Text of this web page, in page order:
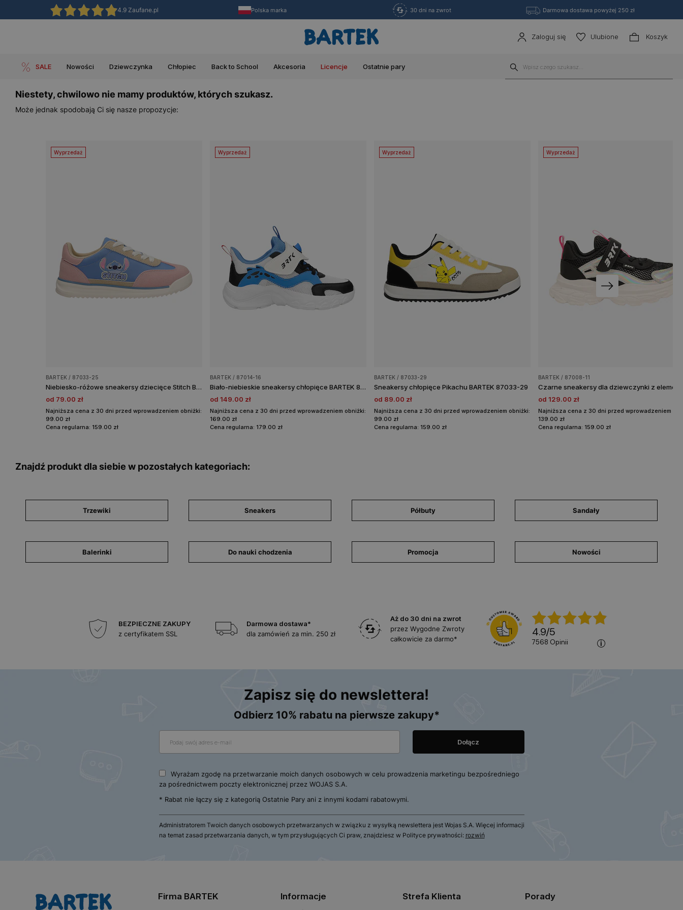
4.9 Zaufane.pl Polska marka 30 dni na zwrot Darmowa dostawa powyżej 250 zł
Zaloguj się Ulubione Koszyk
SALE Nowości Dziewczynka Chłopiec Back to School Akcesoria Licencje Ostatnie pary
Niestety, chwilowo nie mamy produktów, których szukasz.
Może jednak spodobają Ci się nasze propozycje:
Wyprzedaż
BARTEK / 87033-25
Niebiesko-różowe sneakersy dziecięce Stitch BARTEK 87033-25
od 79.00 zł
Najniższa cena z 30 dni przed wprowadzeniem obniżki:
99.00 zł
Cena regularna: 159.00 zł
Wyprzedaż
BARTEK / 87014-16
Biało-niebieskie sneakersy chłopięce BARTEK 87014-16
od 149.00 zł
Najniższa cena z 30 dni przed wprowadzeniem obniżki:
169.00 zł
Cena regularna: 179.00 zł
Wyprzedaż
BARTEK / 87033-29
Sneakersy chłopięce Pikachu BARTEK 87033-29
od 89.00 zł
Najniższa cena z 30 dni przed wprowadzeniem obniżki:
99.00 zł
Cena regularna: 159.00 zł
Wyprzedaż
BARTEK / 87008-11
od 129.00 zł
Najniższa cena z 30 dni przed wprowadzeniem
139.00 zł
Cena regularna: 159.00 zł
Znajdź produkt dla siebie w pozostałych kategoriach:
Trzewiki Sneakers Półbuty Sandały
Balerinki Do nauki chodzenia Promocja Nowości
BEZPIECZNE ZAKUPY
z certyfikatem SSL
Darmowa dostawa*
dla zamówień za min. 250 zł
Aż do 30 dni na zwrot
przez Wygodne Zwroty
całkowicie za darmo*
4.9/5
7568 opinii
Zapisz się do newslettera!
Odbierz 10% rabatu na pierwsze zakupy*
Wyrażam zgodę na przetwarzanie moich danych osobowych w celu prowadzenia marketingu bezpośredniego
za pośrednictwem poczty elektronicznej przez WOJAS S.A.
* Rabat nie łączy się z kategorią Ostatnie Pary ani z innymi kodami rabatowymi.
Administratorem Twoich danych osobowych przetwarzanych w związku z wysyłką newslettera jest Wojas S.A. Więcej informacji
na temat zasad przetwarzania danych, w tym przysługujących Ci praw, znajdziesz w Polityce prywatności: rozwiń
Firma BARTEK Informacje Strefa Klienta Porady